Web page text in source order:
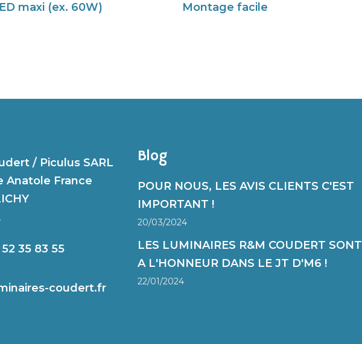
maxi (ex. 60W) Montage facile
/ Piculus SARL
Anatole France
35 83 55
coudert.fr
Blog
POUR NOUS, LES AVIS CLIENTS C'EST
IMPORTANT !
20/03/2024
LES LUMINAIRES R&M COUDERT SONT
A L'HONNEUR DANS LE JT D'M6 !
22/01/2024